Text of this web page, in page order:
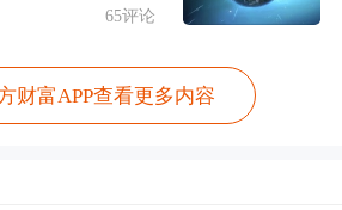
整理的图解牛熊股数据
65评论
财富APP查看更多内容